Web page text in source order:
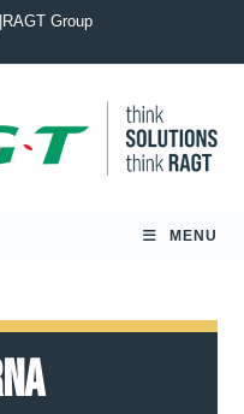
RAGT Group
MENU